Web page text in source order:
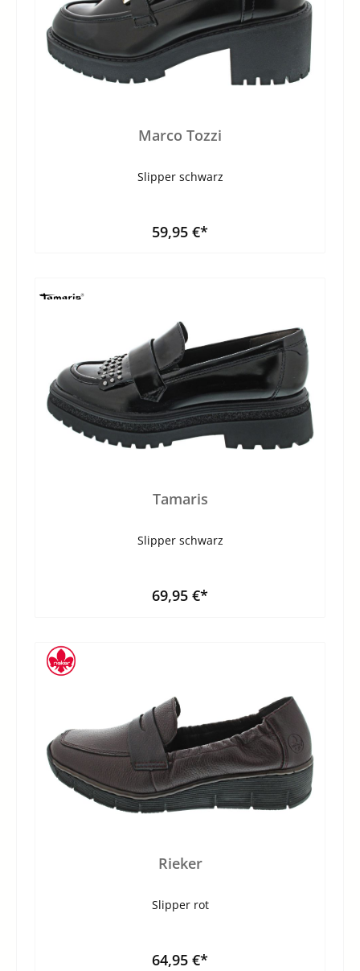
Marco Tozzi
Slipper schwarz
59,95 €*
Tamaris
Slipper schwarz
69,95 €*
Rieker
Slipper rot
64,95 €*